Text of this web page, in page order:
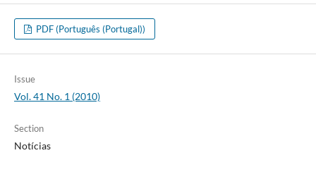
PDF (Português (Portugal))
Issue
Vol. 41 No. 1 (2010)
Section
Notícias